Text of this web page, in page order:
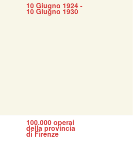
10 Giugno 1924 -
10 Giugno 1930
100.000 operai
della provincia
di Firenze